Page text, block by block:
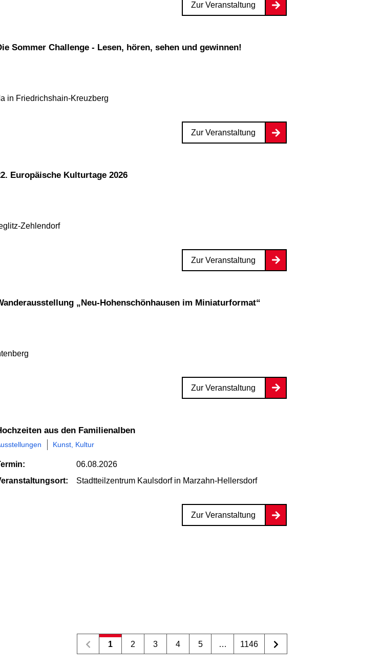
Zur Veranstaltung
Die Sommer Challenge - Lesen, hören, sehen und gewinnen!
in Friedrichshain-Kreuzberg
Zur Veranstaltung
22. Europäische Kulturtage 2026
Zehlendorf
Zur Veranstaltung
Wanderausstellung „Neu-Hohenschönhausen im Miniaturformat“
Zur Veranstaltung
Hochzeiten aus den Familienalben
Kunst, Kultur
06.08.2026
Stadtteilzentrum Kaulsdorfin Marzahn-Hellersdorf
Zur Veranstaltung
1 2 3 4 5 … 1146